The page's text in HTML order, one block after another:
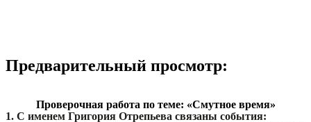
Предварительный просмотр:
Проверочная работа по теме: «Смутное время»
1. С именем Григория Отрепьева связаны события: